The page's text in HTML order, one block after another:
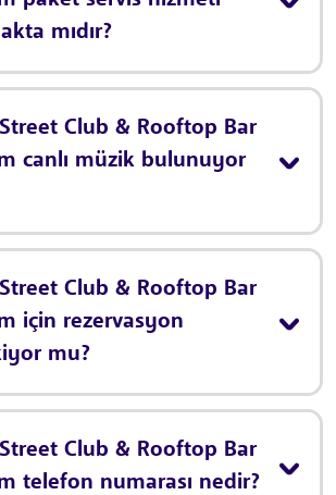
mıdır?
Club & Rooftop Bar
canlı müzik bulunuyor
Club & Rooftop Bar
için rezervasyon
mu?
Club & Rooftop Bar
telefon numarası nedir?